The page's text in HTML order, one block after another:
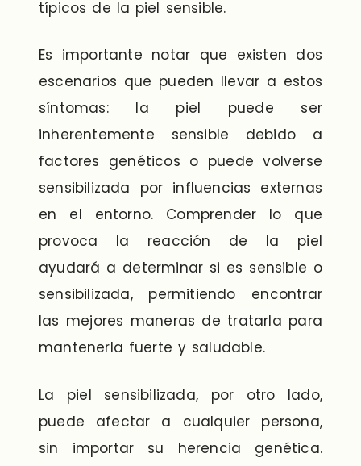
típicos de la piel sensible.
Es importante notar que existen dos
escenarios que pueden llevar a estos
síntomas: la piel puede ser
inherentemente sensible debido a
factores genéticos o puede volverse
sensibilizada por influencias externas
en el entorno. Comprender lo que
provoca la reacción de la piel
ayudará a determinar si es sensible o
sensibilizada, permitiendo encontrar
las mejores maneras de tratarla para
mantenerla fuerte y saludable.
La piel sensibilizada, por otro lado,
puede afectar a cualquier persona,
sin importar su herencia genética.